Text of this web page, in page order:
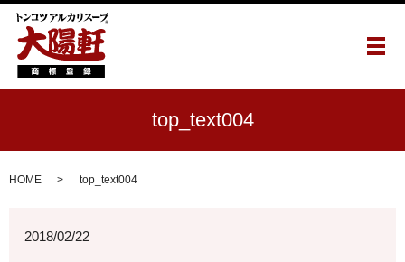
メ
top_text004
HOME top_text004
2018/02/22